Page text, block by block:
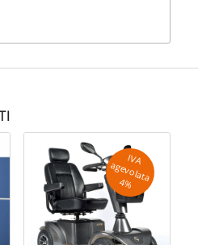
IV
A
a
g
e
v
o
la
ta
4
%